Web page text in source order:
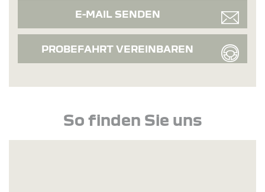
E-MAIL SENDEN
PROBEFAHRT VEREINBAREN
So finden Sie uns